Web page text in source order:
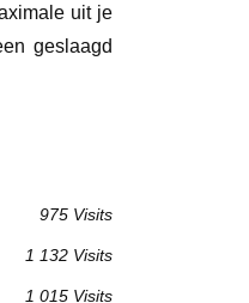
uit je
geslaagd
975 Visits
1 132 Visits
1 015 Visits